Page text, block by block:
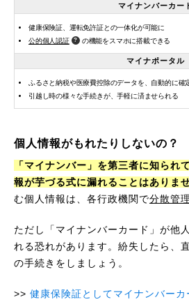
マイナンバーカー
健康保険証、運転免許証との一体化が可能に
公的個人認証
の機能をスマホに搭載できる
マイナポータル
ふるさと納税や医療費控除のデータを、自動的に確
引越し時の様々な手続きが、手軽に済ませられる
個人情報がもれたりしないの？
「マイナンバー」を第三者に知られ
報が芋づる式に漏れることはありませ
む個人情報は、各行政機関で分散管理
ただし「マイナンバーカード」が他
れる恐れがあります。紛失したら、
の手続きをしましょう。
健康保険証としてマイナンバーカ